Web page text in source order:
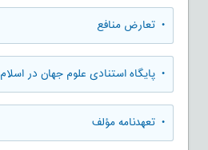
• تعارض منافع
• پایگاه استنادی علوم جهان در اسلام (ISC)
• تعهدنامه مؤلف